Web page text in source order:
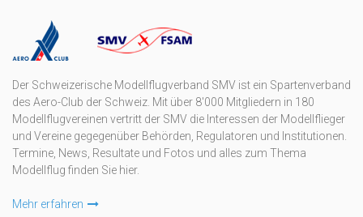
Der Schweizerische Modellflugverband SMV ist ein Spartenverband
des Aero-Club der Schweiz. Mit über 8'000 Mitgliedern in 180
Modellflugvereinen vertritt der SMV die Interessen der Modellflieger
und Vereine gegegenüber Behörden, Regulatoren und Institutionen.
Termine, News, Resultate und Fotos und alles zum Thema
Modellflug finden Sie hier.
Mehr erfahren